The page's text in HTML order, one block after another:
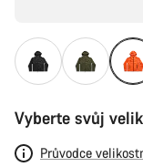
Vyberte svůj
Průvodce